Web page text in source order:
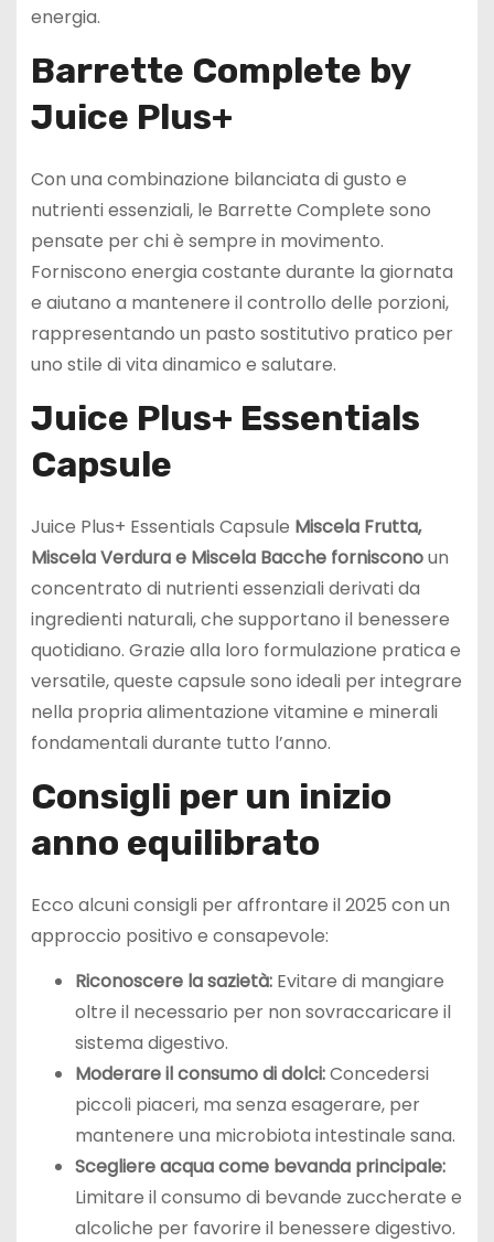
energia.
Barrette Complete by
Juice Plus+
Con una combinazione bilanciata di gusto e
nutrienti essenziali, le Barrette Complete sono
pensate per chi è sempre in movimento.
Forniscono energia costante durante la giornata
e aiutano a mantenere il controllo delle porzioni,
rappresentando un pasto sostitutivo pratico per
uno stile di vita dinamico e salutare.
Juice Plus+ Essentials
Capsule
Juice Plus+ Essentials Capsule Miscela Frutta,
Miscela Verdura e Miscela Bacche fornisconoun
concentrato di nutrienti essenziali derivati da
ingredienti naturali, che supportano il benessere
quotidiano. Grazie alla loro formulazione pratica e
versatile, queste capsule sono ideali per integrare
nella propria alimentazione vitamine e minerali
fondamentali durante tutto l’anno.
Consigli per un inizio
anno equilibrato
Ecco alcuni consigli per affrontare il 2025 con un
approccio positivo e consapevole:
Riconoscere la sazietà:Evitare di mangiare
oltre il necessario per non sovraccaricare il
sistema digestivo.
Moderare il consumo di dolci:Concedersi
piccoli piaceri, ma senza esagerare, per
mantenere una microbiota intestinale sana.
Scegliere acqua come bevanda principale:
Limitare il consumo di bevande zuccherate e
alcoliche per favorire il benessere digestivo.